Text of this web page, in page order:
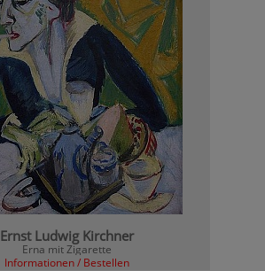
Ernst Ludwig Kirchner
Erna mit Zigarette
Informationen / Bestellen